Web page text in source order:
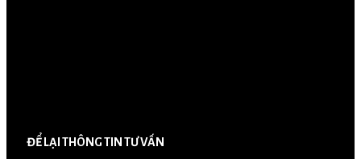
ĐỂ LẠI THÔNG TIN TƯ VẤN